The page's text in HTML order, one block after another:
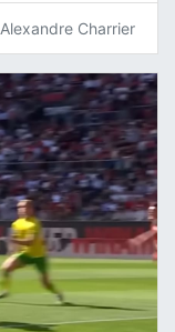
Alexandre Charrier